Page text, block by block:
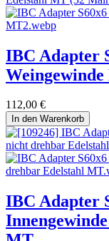
IBC Adapter
112,00 €
In den Warenkorb
IBC Adapter